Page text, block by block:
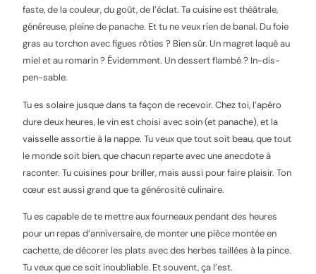
faste, de la couleur, du goût, de l’éclat. Ta cuisine est théâtrale,
généreuse, pleine de panache. Et tu ne veux rien de banal. Du foie
gras au torchon avec figues rôties ? Bien sûr. Un magret laqué au
miel et au romarin ? Évidemment. Un dessert flambé ? In-dis-
pen-sable.
Tu es solaire jusque dans ta façon de recevoir. Chez toi, l’apéro
dure deux heures, le vin est choisi avec soin (et panache), et la
vaisselle assortie à la nappe. Tu veux que tout soit beau, que tout
le monde soit bien, que chacun reparte avec une anecdote à
raconter. Tu cuisines pour briller, mais aussi pour faire plaisir. Ton
cœur est aussi grand que ta générosité culinaire.
Tu es capable de te mettre aux fourneaux pendant des heures
pour un repas d’anniversaire, de monter une pièce montée en
cachette, de décorer les plats avec des herbes taillées à la pince.
Tu veux que ce soit inoubliable. Et souvent, ça l’est.